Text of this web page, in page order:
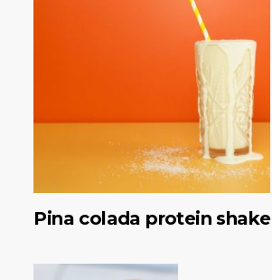
Pina colada protein shake